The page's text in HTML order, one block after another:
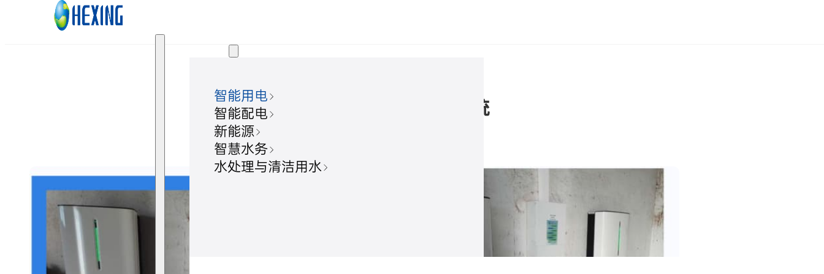
跳转到主要内容 跳转到页脚
智能用电
智能配电
新能源
智慧水务
水处理与清洁用水
住宅并联储能iPower一体化系统